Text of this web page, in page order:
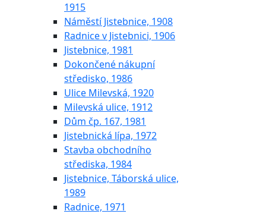
1915
Náměstí Jistebnice, 1908
Radnice v Jistebnici, 1906
Jistebnice, 1981
Dokončené nákupní
středisko, 1986
Ulice Milevská, 1920
Milevská ulice, 1912
Dům čp. 167, 1981
Jistebnická lípa, 1972
Stavba obchodního
střediska, 1984
Jistebnice, Táborská ulice,
1989
Radnice, 1971